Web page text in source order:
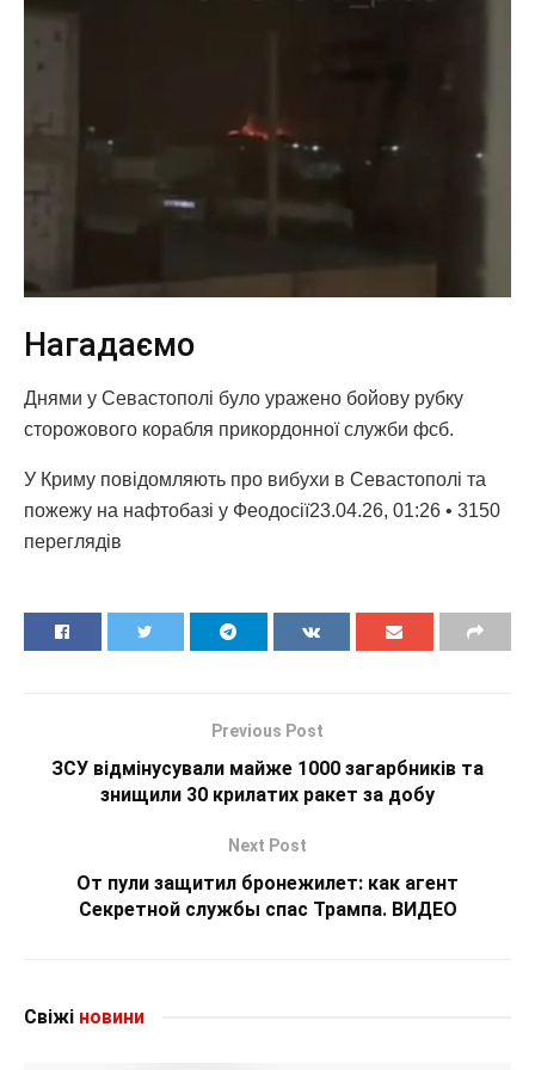
Нагадаємо
Днями у Севастополі було уражено бойову рубку
сторожового корабля прикордонної служби фсб.
У Криму повідомляють про вибухи в Севастополі та
пожежу на нафтобазі у Феодосії23.04.26, 01:26 • 3150
переглядiв
Previous Post
ЗСУ відмінусували майже 1000 загарбників та
знищили 30 крилатих ракет за добу
Next Post
От пули защитил бронежилет: как агент
Секретной службы спас Трампа. ВИДЕО
Свіжі новини